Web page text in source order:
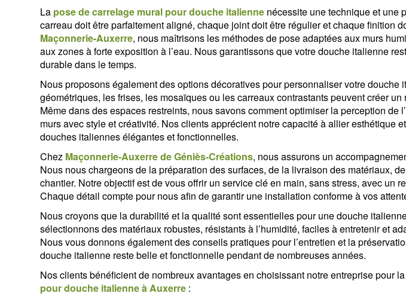
La pose de carrelage mural pour douche italienne nécessite une technique et une
carreau doit être parfaitement aligné, chaque joint doit être régulier et chaque finition
Maçonnerie-Auxerre, nous maîtrisons les méthodes de pose adaptées aux murs
aux zones à forte exposition à l’eau. Nous garantissons que votre douche italienne
durable dans le temps.
Nous proposons également des options décoratives pour personnaliser votre douche
géométriques, les frises, les mosaïques ou les carreaux contrastants peuvent créer
Même dans des espaces restreints, nous savons comment optimiser la perception de
murs avec style et créativité. Nos clients apprécient notre capacité à allier esthétique
douches italiennes élégantes et fonctionnelles.
Chez Maçonnerie-Auxerre de Géniès-Créations, nous assurons un
Nous nous chargeons de la préparation des surfaces, de la livraison des matériaux,
chantier. Notre objectif est de vous offrir un service clé en main, sans stress, avec un
Chaque détail compte pour nous afin de garantir une installation conforme à vos
Nous croyons que la durabilité et la qualité sont essentielles pour une douche
sélectionnons des matériaux robustes, résistants à l’humidité, faciles à entretenir et
Nous vous donnons également des conseils pratiques pour l’entretien et la
douche italienne reste belle et fonctionnelle pendant de nombreuses années.
Nos clients bénéficient de nombreux avantages en choisissant notre entreprise pour la
pour douche italienne à Auxerre :